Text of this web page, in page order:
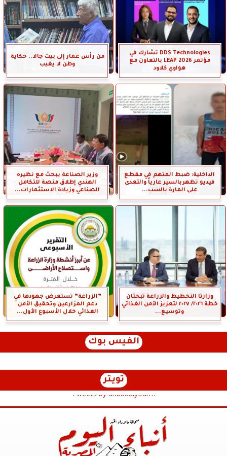
DDS Technologies تشارك في
مؤتمر LEAP 2026 بالتعاون مع
هواوي كلاود
من رأس عمار إلى بيت جالا.. حكاية
وطن لا يغيب
الداخلية: ضبط المتهم في مقطع
فيديو تظهربالسير عارياً والتعدى
على المارة بالسب...
وزير الصناعة يبحث مع نظيره
الهندي إطلاق منصة للتكامل
الصناعي وزيادة الاستثمارات...
وزارتا التخطيط والزراعة تبحثان
خطة ٢٠٢٦/ ٢٠٢٧ لتعزيز الأمن الغذائي
وتوسيع...
”الزراعة” تستعرض جهودها في
دعم المزارعين وتحقيق الأمن
الغذائي خلال الأسبوع الأول...
الفيس بوك
تويتر
Tweets by anbaaalyoum1